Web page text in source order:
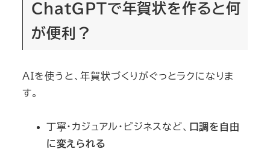
ChatGPTで年賀状を作ると何
が便利？
AIを使うと、年賀状づくりがぐっとラクになりま
す。
丁寧・カジュアル・ビジネスなど、
口調を自由
に変えられる